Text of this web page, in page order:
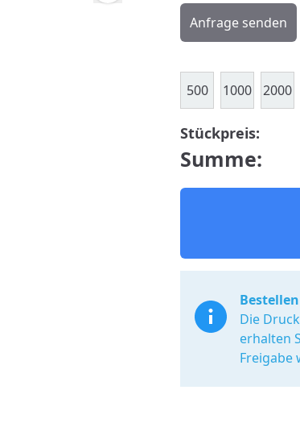
Anfrage senden
500 1000 2000
Stückpreis:
Summe:
Die
erhalten
Freigabe